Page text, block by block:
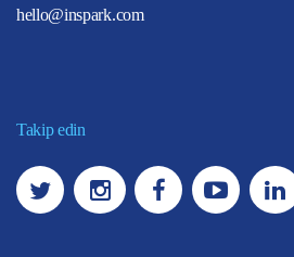
hello@inspark.com
Takip edin